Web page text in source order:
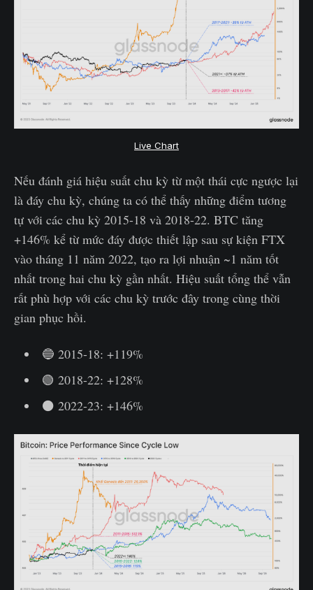
Live Chart
Nếu đánh giá hiệu suất chu kỳ từ một thái cực ngược lại
là đáy chu kỳ, chúng ta có thể thấy những điểm tương
tự với các chu kỳ 2015-18 và 2018-22. BTC tăng
+146% kể từ mức đáy được thiết lập sau sự kiện FTX
vào tháng 11 năm 2022, tạo ra lợi nhuận ~1 năm tốt
nhất trong hai chu kỳ gần nhất. Hiệu suất tổng thể vẫn
rất phù hợp với các chu kỳ trước đây trong cùng thời
gian phục hồi.
🔵 2015-18: +119%
🟢 2018-22: +128%
⚫ 2022-23: +146%